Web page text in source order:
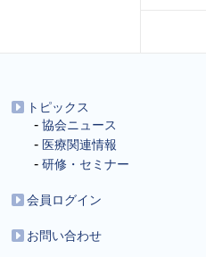
トピックス
協会ニュース
医療関連情報
研修・セミナー
会員ログイン
お問い合わせ